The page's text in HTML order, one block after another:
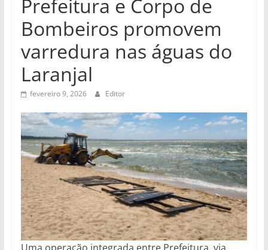
Prefeitura e Corpo de
Bombeiros promovem
varredura nas águas do
Laranjal
fevereiro 9, 2026 Editor